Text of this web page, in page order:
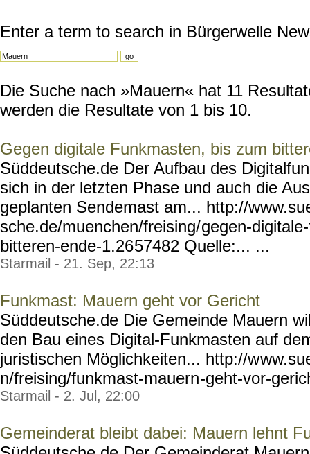
Enter a term to search in Bürgerwelle
Die Suche nach »Mauern« hat 11
werden die Resultate von 1 bis 10.
Gegen digitale Funkmasten, bis zum
Süddeutsche.de Der Aufbau des
sich in der letzten Phase und auch die
geplanten Sendemast am... http://
sche.de/muenchen/freising/gegen-
bitteren-ende-1.2657482 Quelle:... ...
Starmail - 21. Sep, 22:13
Funkmast: Mauern geht vor Gericht
Süddeutsche.de Die Gemeinde Mauern
den Bau eines Digital-Funkmasten auf
juristischen Möglichkeiten... http://w
n/freising/funkmast-mauern-geht-vor-
Starmail - 2. Jul, 22:00
Gemeinderat bleibt dabei: Mauern lehnt